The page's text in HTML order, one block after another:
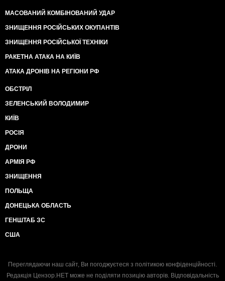
МАСОВАНИЙ КОМБІНОВАНИЙ УДАР
ЗНИЩЕННЯ РОСІЙСЬКИХ ОКУПАНТІВ
ЗНИЩЕННЯ РОСІЙСЬКОЇ ТЕХНІКИ
РАКЕТНА АТАКА НА КИЇВ
АТАКА ДРОНІВ НА РЕГІОНИ РФ
ОБСТРІЛ
ЗЕЛЕНСЬКИЙ ВОЛОДИМИР
КИЇВ
РОСІЯ
ДРОНИ
АРМІЯ РФ
ЗНИЩЕННЯ
ПОЛЬЩА
ДОНЕЦЬКА ОБЛАСТЬ
ГЕНШТАБ ЗС
США
Переглядаючи наш сайт, Ви погоджуєтеся з політикою конфіденційності.
Редакція Цензор.НЕТ може не поділяти позицію авторів. Відповідальність